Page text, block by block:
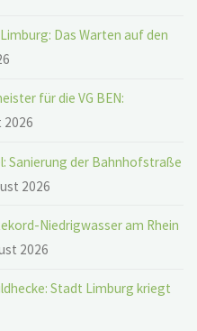
Das Warten auf den
für die VG BEN:
2026
Sanierung der Bahnhofstraße
2026
Niedrigwasser am Rhein
2026
Stadt Limburg kriegt